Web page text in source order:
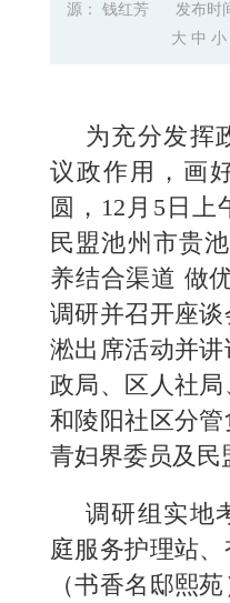
源： 钱红芳
发布时
大 中 小
为充分发挥
议政作用，画
圆，12月5日上
民盟池州市贵
养结合渠道 做
调研并召开座
淞出席活动并
政局、区人社
和陵阳社区分
青妇界委员及民
调研组实地
庭服务护理站
（书香名邸熙